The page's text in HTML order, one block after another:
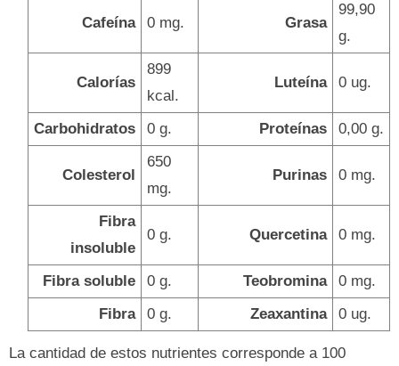
Cafeína 0 mg. Grasa
99,90
g.
Calorías
899
kcal.
Luteína 0 ug.
Carbohidratos 0 g. Proteínas 0,00 g.
Colesterol
650
mg.
Purinas 0 mg.
Fibra
insoluble
0 g. Quercetina 0 mg.
Fibra soluble 0 g. Teobromina
0 mg.
Fibra
0 g. Zeaxantina 0 ug.
La cantidad de estos nutrientes corresponde a 100